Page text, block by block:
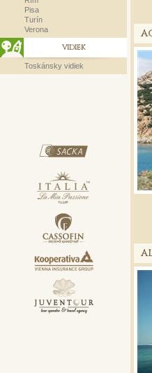
Pisa
Turín
Verona
VIDIEK
Toskánsky vidiek